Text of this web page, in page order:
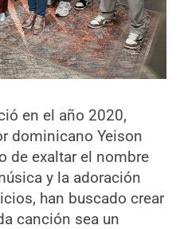
en el año 2020,
dominicano Yeison
de exaltar el nombre
y la adoración
han buscado crear
canción sea un